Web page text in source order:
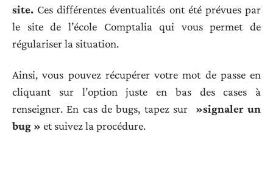
site. Ces différentes éventualités ont été prévues par
le site de l’école Comptalia qui vous permet de
régulariser la situation.
Ainsi, vous pouvez récupérer votre mot de passe en
cliquant sur l’option juste en bas des cases à
renseigner. En cas de bugs, tapez sur »signaler un
bug » et suivez la procédure.